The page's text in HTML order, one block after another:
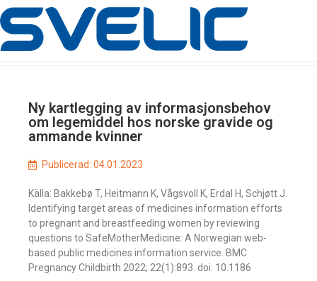
Ny kartlegging av informasjonsbehov
om legemiddel hos norske gravide og
ammande kvinner
Publicerad: 04.01.2023
Källa: Bakkebø T, Heitmann K, Vågsvoll K, Erdal H, Schjøtt J.
Identifying target areas of medicines information efforts
to pregnant and breastfeeding women by reviewing
questions to SafeMotherMedicine: A Norwegian web-
based public medicines information service. BMC
Pregnancy Childbirth 2022; 22(1):893. doi: 10.1186